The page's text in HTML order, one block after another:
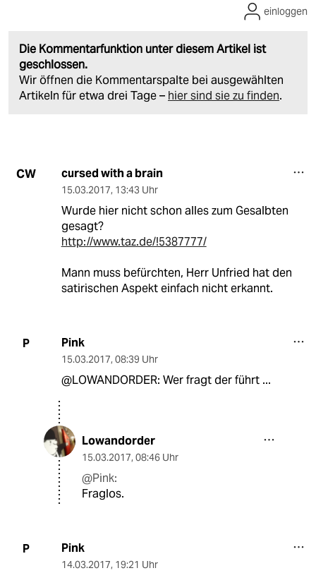
Die Kommentarfunktion unter diesem Artikel ist
geschlossen.
Wir öffnen die Kommentarspalte bei ausgewählten
Artikeln für etwa drei Tage – hier sind sie zu finden.
einloggen
CW cursed with a brain
15.03.2017, 13:43 Uhr
Wurde hier nicht schon alles zum Gesalbten
gesagt?
http://www.taz.de/!5387777/
Mann muss befürchten, Herr Unfried hat den
satirischen Aspekt einfach nicht erkannt.
P Pink
15.03.2017, 08:39 Uhr
@LOWANDORDER: Wer fragt der führt ...
Lowandorder
15.03.2017, 08:46 Uhr
@Pink:
Fraglos.
P Pink
14.03.2017, 19:21 Uhr